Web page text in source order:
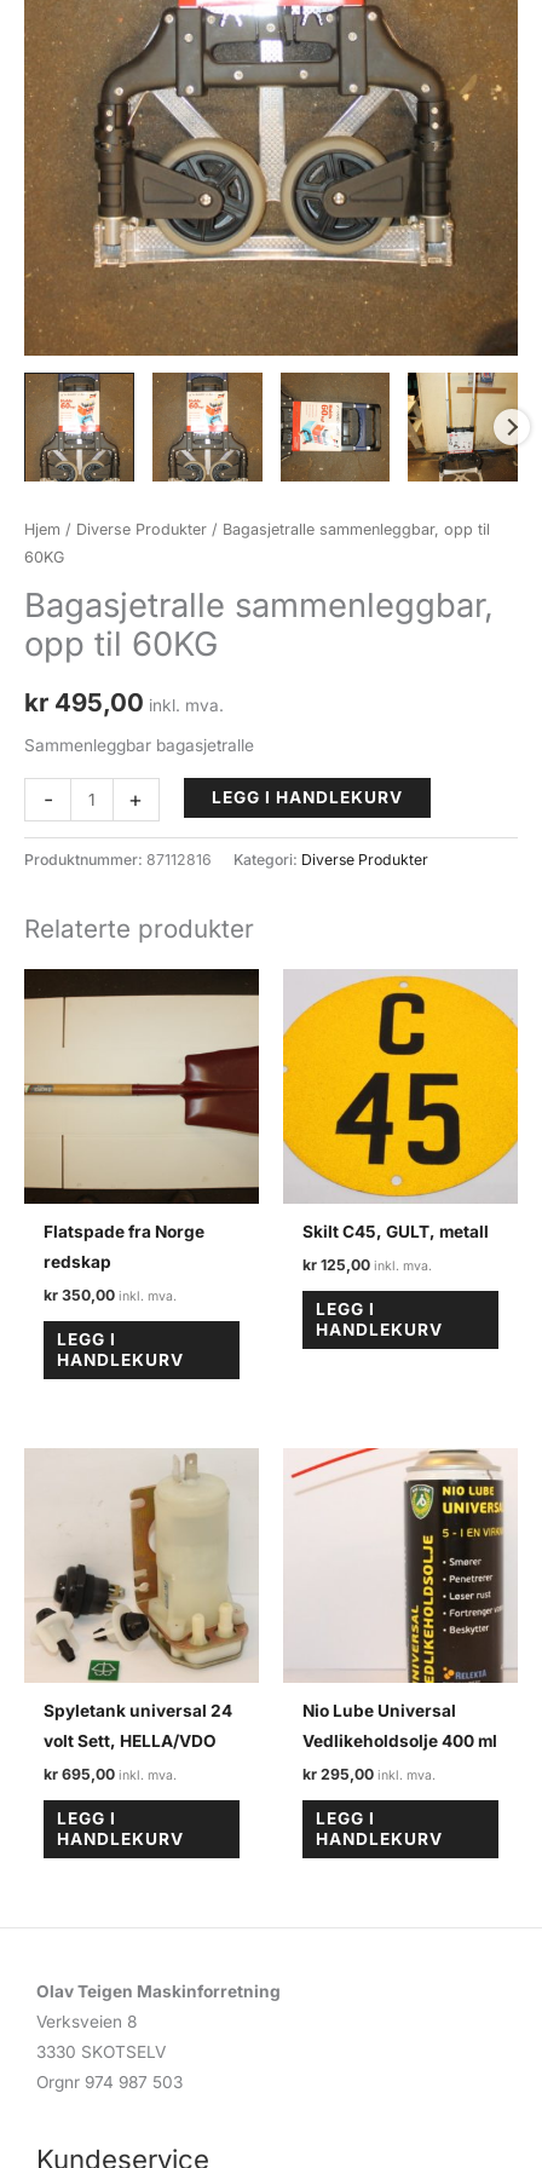
Hjem / Diverse Produkter / Bagasjetralle sammenleggbar, opp til
60KG
Bagasjetralle sammenleggbar,
opp til 60KG
kr 495,00 inkl. mva.
Sammenleggbar bagasjetralle
-
Bagasjetralle
sammenleggbar,
opp
antall
+ LEGG I HANDLEKURV
Produktnummer: 87112816 Kategori: Diverse Produkter
Relaterte produkter
Flatspade fra Norge
redskap
kr 350,00
LEGG I
HANDLEKURV
Skilt C45, GULT, metall
kr 125,00
LEGG I
HANDLEKURV
Spyletank universal 24
volt Sett, HELLA/VDO
kr 695,00
LEGG I
HANDLEKURV
Nio Lube Universal
Vedlikeholdsolje 400 ml
kr 295,00
LEGG I
HANDLEKURV
Olav Teigen Maskinforretning
Verksveien 8
3330 SKOTSELV
Orgnr 974 987 503
Kundeservice